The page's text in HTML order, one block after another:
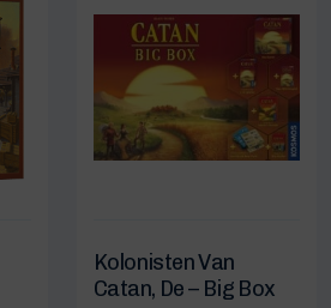
Kolonisten Van
Catan, De – Big Box